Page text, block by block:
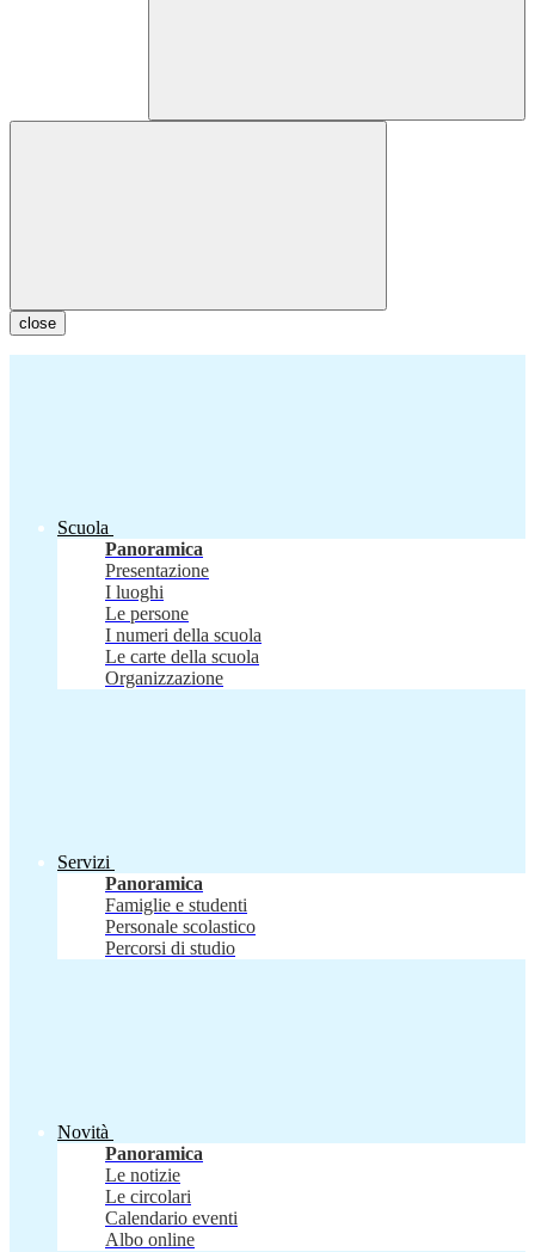
close
Scuola
Panoramica
Presentazione
I luoghi
Le persone
I numeri della scuola
Le carte della scuola
Organizzazione
Servizi
Panoramica
Famiglie e studenti
Personale scolastico
Percorsi di studio
Novità
Panoramica
Le notizie
Le circolari
Calendario eventi
Albo online